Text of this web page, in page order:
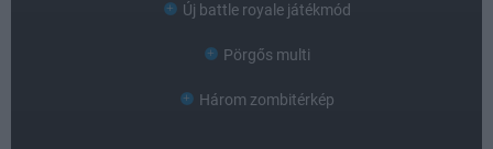
Új battle royale játékmód
Pörgős multi
Három zombitérkép